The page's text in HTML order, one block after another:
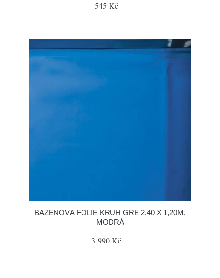
545 Kč
BAZÉNOVÁ FÓLIE KRUH GRE 2,40 X 1,20M,
MODRÁ
3 990 Kč